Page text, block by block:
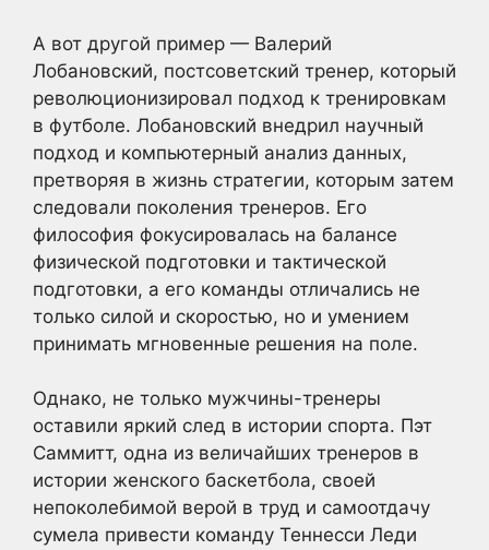
А вот другой пример — Валерий
Лобановский, постсоветский тренер, который
революционизировал подход к тренировкам
в футболе. Лобановский внедрил научный
подход и компьютерный анализ данных,
претворяя в жизнь стратегии, которым затем
следовали поколения тренеров. Его
философия фокусировалась на балансе
физической подготовки и тактической
подготовки, а его команды отличались не
только силой и скоростью, но и умением
принимать мгновенные решения на поле.
Однако, не только мужчины-тренеры
оставили яркий след в истории спорта. Пэт
Саммитт, одна из величайших тренеров в
истории женского баскетбола, своей
непоколебимой верой в труд и самоотдачу
сумела привести команду Теннесси Леди